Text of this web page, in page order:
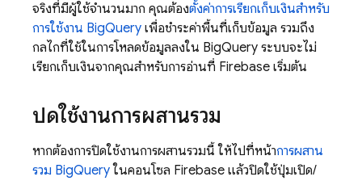
จริงที่มีผู้ใช้จำนวนมาก คุณต้องตั้งค่าการเรียกเก็บเงินสำหรับ
การใช้งาน BigQuery เพื่อชำระค่าพื้นที่เก็บข้อมูล รวมถึง
กลไกที่ใช้ในการโหลดข้อมูลลงใน BigQuery ระบบจะไม่
เรียกเก็บเงินจากคุณสำหรับการอ่านที่ Firebase เริ่มต้น
ปิดใช้งานการผสานรวม
หากต้องการปิดใช้งานการผสานรวมนี้ ให้ไปที่หน้าการผสาน
รวม BigQuery ในคอนโซล Firebase แล้วปิดใช้ปุ่มเปิด/